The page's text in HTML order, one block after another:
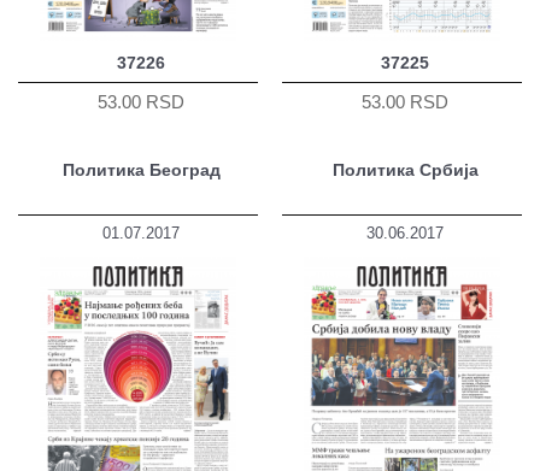
37226
53.00 RSD
37225
53.00 RSD
Политика Београд
01.07.2017
Политика Србија
30.06.2017